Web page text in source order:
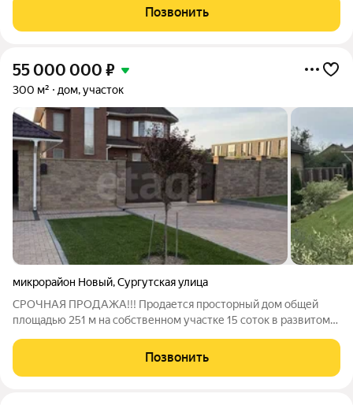
проживания. Построенный в 2023 году, этот каркасный дом
имеет общую площадь 140 кв.
Позвонить
55 000 000 ₽
300 м² дом, участок
микрорайон Новый,Сургутская улица
СРОЧНАЯ ПРОДАЖА!!! Продается просторный дом общей
площадью 251 м на собственном участке 15 соток в развитом
2024 году из качественных материалов 500 мм керамический
блок утепление каменная вата и
Позвонить